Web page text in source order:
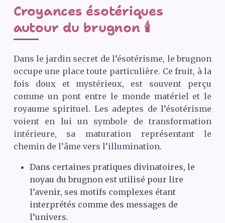
Croyances ésotériques
autour du brugnon 🕯️
Dans le jardin secret de l’ésotérisme, le brugnon
occupe une place toute particulière. Ce fruit, à la
fois doux et mystérieux, est souvent perçu
comme un pont entre le monde matériel et le
royaume spirituel. Les adeptes de l’ésotérisme
voient en lui un symbole de transformation
intérieure, sa maturation représentant le
chemin de l’âme vers l’illumination.
Dans certaines pratiques divinatoires, le
noyau du brugnon est utilisé pour lire
l’avenir, ses motifs complexes étant
interprétés comme des messages de
l’univers.